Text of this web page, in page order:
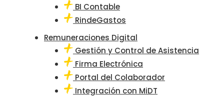
BI Contable
RindeGastos
Remuneraciones Digital
Gestión y Control de Asistencia
Firma Electrónica
Portal del Colaborador
Integración con MiDT